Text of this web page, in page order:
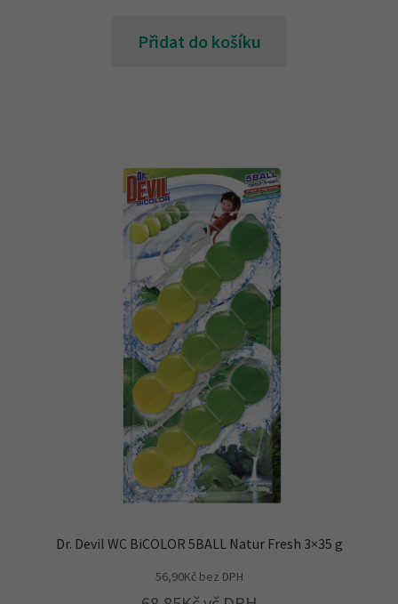
Přidat do košíku
Dr. Devil WC BiCOLOR 5BALL Natur Fresh 3×35 g
56,90Kčbez DPH